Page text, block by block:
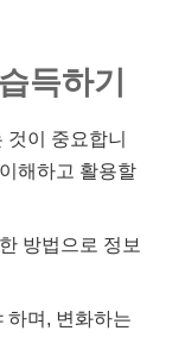
득하기
것이 중요합니
해하고 활용할
방법으로 정보
하며, 변화하는